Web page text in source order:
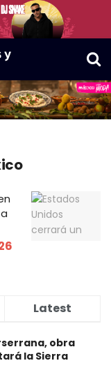
Latest
obra
la Sierra